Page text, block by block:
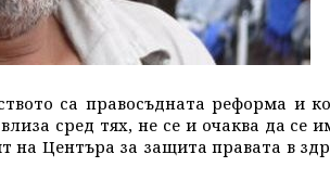
са правосъдната реформа и
сред тях, не се и очаква да се
на Центъра за защита правата в